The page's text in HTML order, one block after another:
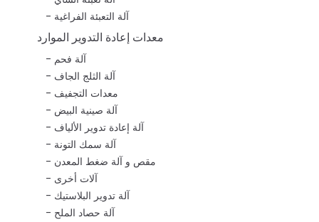
آلة التعبئة الفراغية
معدات إعادة التدوير الموارد
آلة فحم
آلة الثلج الجاف
معدات التجفيف
آلة صينية البيض
آلة إعادة تدوير الألياف
آلة سمك التونة
مقص و آلة ضغط المعدن
آلات أخرى
آلة تدوير البلاستيك
آلة حصاد الملح